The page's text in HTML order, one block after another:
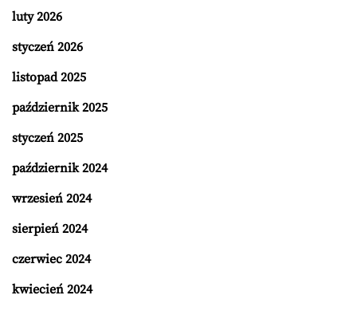
luty 2026
styczeń 2026
listopad 2025
październik 2025
styczeń 2025
październik 2024
wrzesień 2024
sierpień 2024
czerwiec 2024
kwiecień 2024